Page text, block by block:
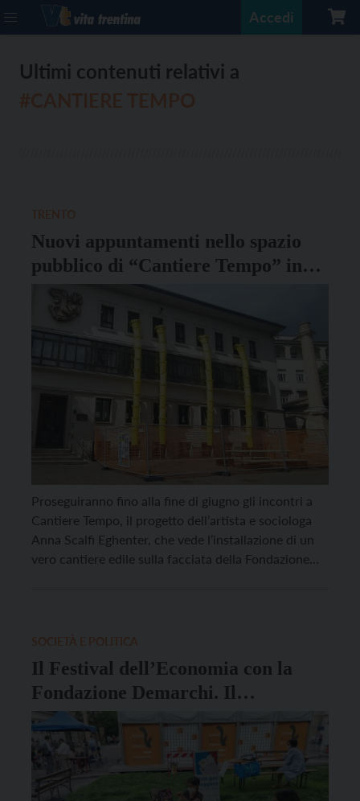
Accedi
Ultimi contenuti relativi a
Nuovi appuntamenti nello spazio
pubblico di “Cantiere Tempo” in
piazza S. Maria Maggiore
Proseguiranno fino alla fine di giugno gli incontri a
Cantiere Tempo, il progetto dell’artista e sociologa
Anna Scalfi Eghenter, che vede l’installazione di un
vero cantiere edile sulla facciata della Fondazione
Il Festival dell’Economia con la
Fondazione Demarchi. Il
programma di S. Maria Maggiore